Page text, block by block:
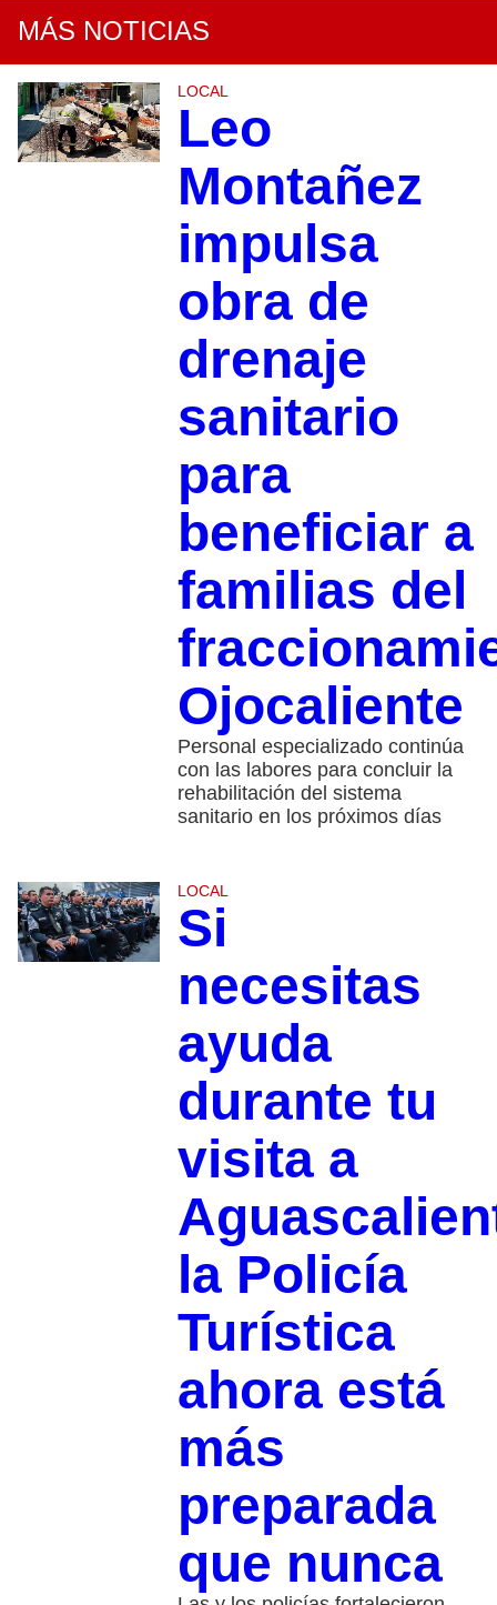
MÁS NOTICIAS
LOCAL
Leo
Montañez
impulsa
obra de
drenaje
sanitario
para
beneficiar a
familias del
Ojocaliente
Personal especializado continúa
con las labores para concluir la
rehabilitación del sistema
sanitario en los próximos días
LOCAL
Si
necesitas
ayuda
durante tu
visita a
la Policía
Turística
ahora está
más
preparada
que nunca